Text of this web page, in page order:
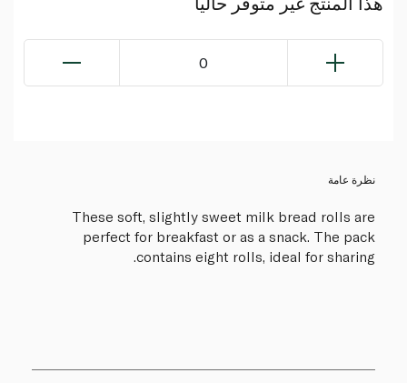
0
نظرة عامة
These soft, slightly sweet milk bread rolls are
perfect for breakfast or as a snack. The pack
contains eight rolls, ideal for sharing.